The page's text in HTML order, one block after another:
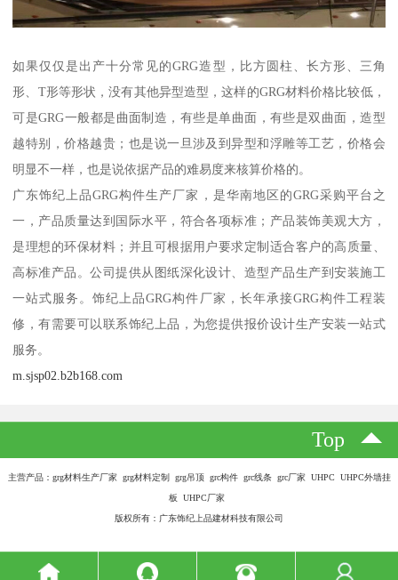
如果仅仅是出产十分常见的GRG造型，比方圆柱、长方形、三角
形、T形等形状，没有其他异型造型，这样的GRG材料价格比较低，
可是GRG一般都是曲面制造，有些是单曲面，有些是双曲面，造型
越特别，价格越贵；也是说一旦涉及到异型和浮雕等工艺，价格会
明显不一样，也是说依据产品的难易度来核算价格的。
广东饰纪上品GRG构件生产厂家，是华南地区的GRG采购平台之
一，产品质量达到国际水平，符合各项标准；产品装饰美观大方，
是理想的环保材料；并且可根据用户要求定制适合客户的高质量、
高标准产品。公司提供从图纸深化设计、造型产品生产到安装施工
一站式服务。饰纪上品GRG构件厂家，长年承接GRG构件工程装
修，有需要可以联系饰纪上品，为您提供报价设计生产安装一站式
服务。
m.sjsp02.b2b168.com
Top
主营产品：grg材料生产厂家 grg材料定制 grg吊顶 grc构件 grc线条 grc厂家 UHPC UHPC外墙挂
板 UHPC厂家
版权所有：广东饰纪上品建材科技有限公司